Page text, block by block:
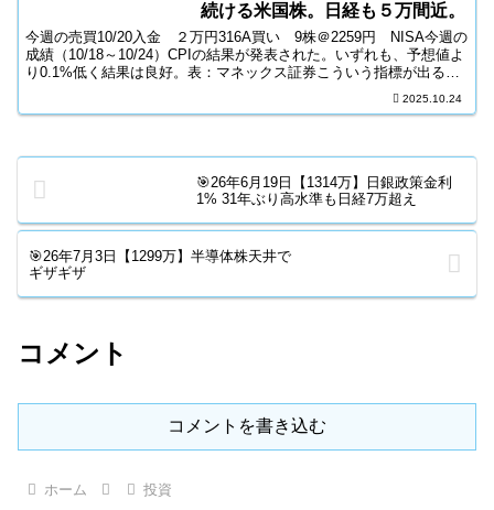
続ける米国株。日経も５万間近。
今週の売買10/20入金 ２万円316A買い 9株＠2259円 NISA今週の
成績（10/18～10/24）CPIの結果が発表された。いずれも、予想値よ
り0.1%低く結果は良好。表：マネックス証券こういう指標が出る
2025.10.24
🎯26年6月19日【1314万】日銀政策金利
1% 31年ぶり高水準も日経7万超え
🎯26年7月3日【1299万】半導体株天井で
ギザギザ
コメント
コメントを書き込む
ホーム 投資